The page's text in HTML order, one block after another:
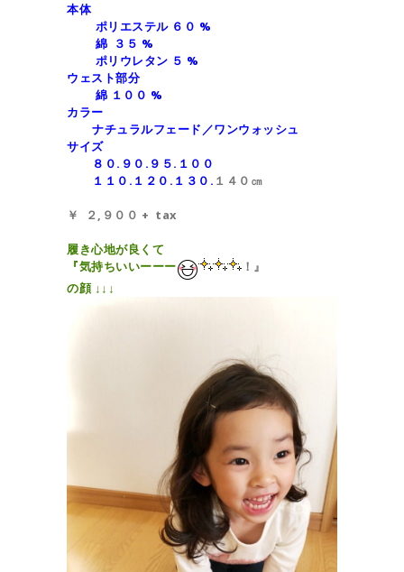
本体
ポリエステル ６０ %
綿 ３５ %
ポリウレタン ５ %
ウェスト部分
綿 １００ %
カラー
ナチュラルフェード／ワンウォッシュ
サイズ
８０.９０.９５.１００
１１０.１２０.１３０. １４０㎝
￥ ２,９００ + tax
履き心地が良くて
『気持ちいいーーー
！』
の顔 ↓↓↓